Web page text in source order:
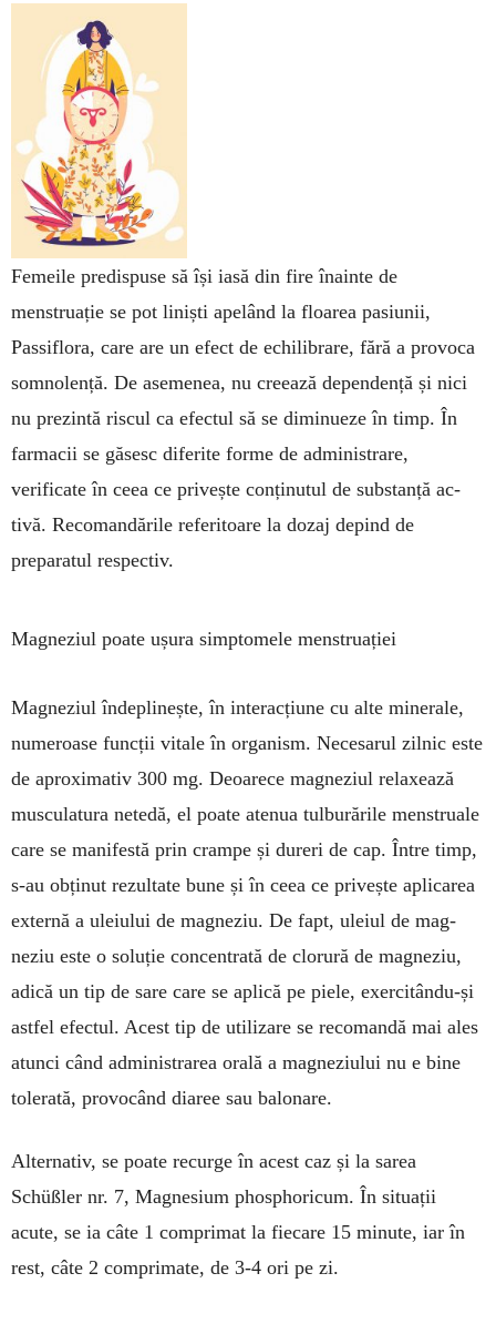
Femeile predispuse să își iasă din fire înainte de
menstruație se pot liniști apelând la floarea pasiunii,
Passiflora, care are un efect de echi­librare, fără a provoca
somnolență. De aseme­nea, nu creează de­pen­dență și nici
nu pre­zintă riscul ca efectul să se diminueze în timp. În
farmacii se găsesc diferite forme de admi­nis­trare,
verificate în ceea ce privește con­ți­nutul de substanță ac­
tivă. Re­comandările re­fe­ritoare la dozaj de­pind de
preparatul respec­tiv.
Magneziul poate ușura simptomele menstruației
Magneziul îndeplinește, în interacțiune cu alte minerale,
numeroase funcții vitale în organism. Nece­sarul zilnic este
de aproximativ 300 mg. De­oa­rece mag­neziul relaxează
mus­cu­latura nete­dă, el poate atenua tulbu­rările menstru­ale
care se manifestă prin cram­pe și dureri de cap. Între timp,
s-au ob­ținut rezultate bune și în ceea ce privește aplicarea
ex­ternă a uleiului de mag­neziu. De fapt, uleiul de mag­
neziu este o so­luție con­centrată de clo­rură de mag­neziu,
adică un tip de sare care se aplică pe piele, exer­citându-și
astfel efec­tul. A­cest tip de utili­zare se reco­mandă mai ales
atunci când adminis­trarea orală a magne­ziului nu e bine
tole­rată, pro­vocând dia­ree sau balonare.
Alternativ, se poate re­curge în acest caz și la sarea
Schüßler nr. 7, Mag­nesium phospho­ricum. În situații
acute, se ia câte 1 comprimat la fiecare 15 mi­nute, iar în
rest, câte 2 com­pri­mate, de 3-4 ori pe zi.